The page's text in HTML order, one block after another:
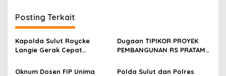
Posting Terkait
Kapolda Sulut Roycke
Langie Gerak Cepat
Terbakar, Salurkan
Dugaan TIPIKOR PROYEK
PEMBANGUNAN RS PRATAMA
Nama Anggota DPRD Minut
Oknum Dosen FIP Unima
Polda Sulut dan Polres